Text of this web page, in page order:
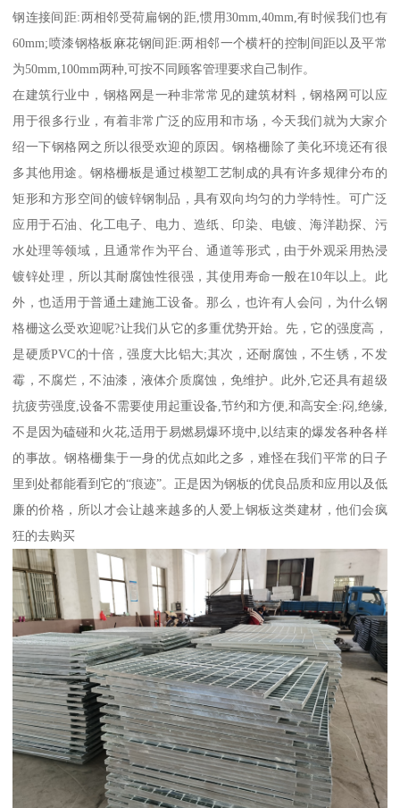
钢连接间距:两相邻受荷扁钢的距,惯用30mm,40mm,有时候我们也有
60mm;喷漆钢格板麻花钢间距:两相邻一个横杆的控制间距以及平常
为50mm,100mm两种,可按不同顾客管理要求自己制作。
在建筑行业中，钢格网是一种非常常见的建筑材料，钢格网可以应
用于很多行业，有着非常广泛的应用和市场，今天我们就为大家介
绍一下钢格网之所以很受欢迎的原因。钢格栅除了美化环境还有很
多其他用途。钢格栅板是通过模塑工艺制成的具有许多规律分布的
矩形和方形空间的镀锌钢制品，具有双向均匀的力学特性。可广泛
应用于石油、化工电子、电力、造纸、印染、电镀、海洋勘探、污
水处理等领域，且通常作为平台、通道等形式，由于外观采用热浸
镀锌处理，所以其耐腐蚀性很强，其使用寿命一般在10年以上。此
外，也适用于普通土建施工设备。那么，也许有人会问，为什么钢
格栅这么受欢迎呢?让我们从它的多重优势开始。先，它的强度高，
是硬质PVC的十倍，强度大比铝大;其次，还耐腐蚀，不生锈，不发
霉，不腐烂，不油漆，液体介质腐蚀，免维护。此外,它还具有超级
抗疲劳强度,设备不需要使用起重设备,节约和方便,和高安全:闷,绝缘,
不是因为磕碰和火花,适用于易燃易爆环境中,以结束的爆发各种各样
的事故。钢格栅集于一身的优点如此之多，难怪在我们平常的日子
里到处都能看到它的“痕迹”。正是因为钢板的优良品质和应用以及低
廉的价格，所以才会让越来越多的人爱上钢板这类建材，他们会疯
狂的去购买